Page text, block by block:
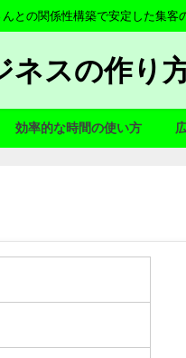
との関係性構築で安定した集客
ネスの作り
効率的な時間の使い方